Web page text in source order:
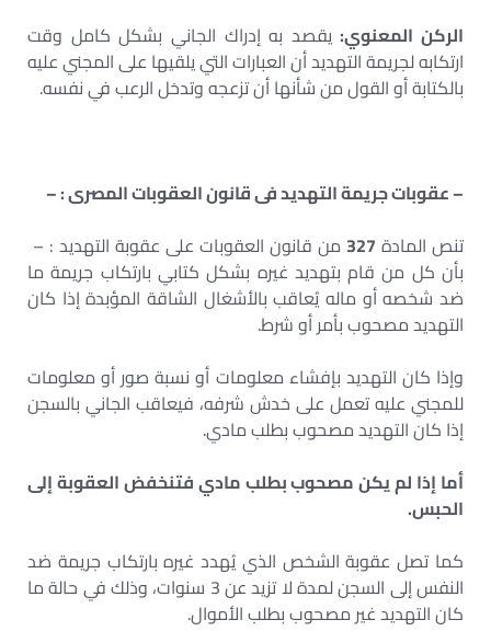
الركن المعنوي:يقصد به إدراك الجاني بشكل كامل وقت
ارتكابه لجريمة التهديد أن العبارات التي يلقيها على المجني عليه
بالكتابة أو القول من شأنها أن تزعجه وتدخل الرعب في نفسه.
– عقوبات جريمة التهديد فى قانون العقوبات المصرى : –
تنص المادة 327 من قانون العقوبات على عقوبة التهديد : –
بأن كل من قام بتهديد غيره بشكل كتابي بارتكاب جريمة ما
ضد شخصه أو ماله يُعاقب بالأشغال الشاقة المؤبدة إذا كان
التهديد مصحوب بأمر أو شرط.
وإذا كان التهديد بإفشاء معلومات أو نسبة صور أو معلومات
للمجني عليه تعمل على خدش شرفه، فيعاقب الجاني بالسجن
إذا كان التهديد مصحوب بطلب مادي.
أما إذا لم يكن مصحوب بطلب مادي فتنخفض العقوبة إلى
الحبس.
كما تصل عقوبة الشخص الذي يُهدد غيره بارتكاب جريمة ضد
النفس إلى السجن لمدة لا تزيد عن 3 سنوات، وذلك في حالة ما
كان التهديد غير مصحوب بطلب الأموال.